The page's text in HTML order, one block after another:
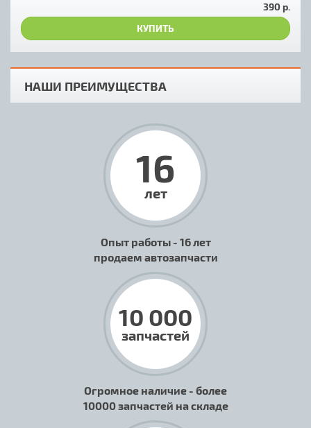
390 р.
КУПИТЬ
НАШИ ПРЕИМУЩЕСТВА
16
лет
Опыт работы - 16 лет
продаем автозапчасти
10 000
запчастей
Огромное наличие - более
10000 запчастей на складе